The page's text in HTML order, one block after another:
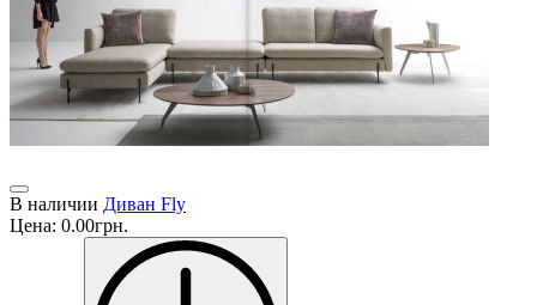
В наличии Диван Fly
Цена: 0.00грн.